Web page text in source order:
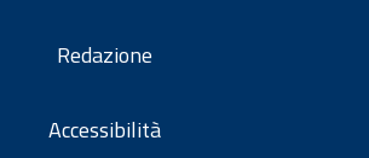
Redazione
Accessibilità